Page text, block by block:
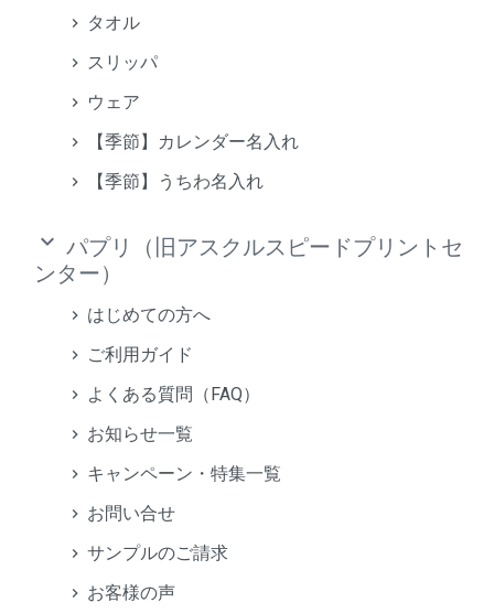
タオル
スリッパ
ウェア
【季節】カレンダー名入れ
【季節】うちわ名入れ
keyboard_arrow_down パプリ（旧アスクルスピードプリントセ
ンター）
はじめての方へ
ご利用ガイド
よくある質問（FAQ）
お知らせ一覧
キャンペーン・特集一覧
お問い合せ
サンプルのご請求
お客様の声